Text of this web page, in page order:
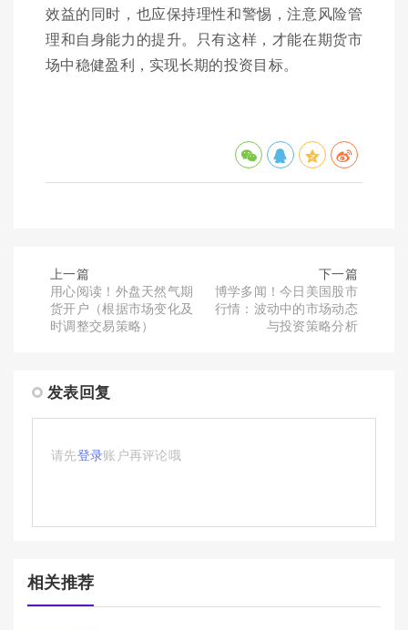
效益的同时，也应保持理性和警惕，注意风险管
理和自身能力的提升。只有这样，才能在期货市
场中稳健盈利，实现长期的投资目标。
上一篇
用心阅读！外盘天然气期
货开户（根据市场变化及
时调整交易策略）
下一篇
博学多闻！今日美国股市
行情：波动中的市场动态
与投资策略分析
发表回复
请先登录账户再评论哦
相关推荐